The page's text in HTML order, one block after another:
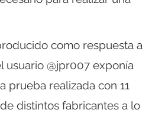
como respuesta a
usuario @jpr007 exponía
prueba realizada con 11
distintos fabricantes a lo